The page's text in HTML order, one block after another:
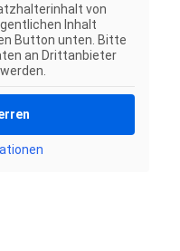
von
Inhalt
Button unten. Bitte
an Drittanbieter